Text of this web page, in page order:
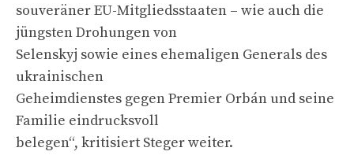
souveräner EU-Mitgliedsstaaten – wie auch die
jüngsten Drohungen von
Selenskyj sowie eines ehemaligen Generals des
ukrainischen
Geheimdienstes gegen Premier Orbán und seine
Familie eindrucksvoll
belegen“, kritisiert Steger weiter.